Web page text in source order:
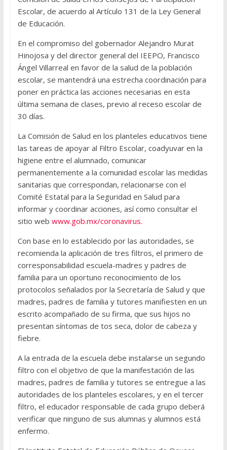
Escolar, de acuerdo al Artículo 131 de la Ley General
de Educación.
En el compromiso del gobernador Alejandro Murat
Hinojosa y del director general del IEEPO, Francisco
Ángel Villarreal en favor de la salud de la población
escolar, se mantendrá una estrecha coordinación para
poner en práctica las acciones necesarias en esta
última semana de clases, previo al receso escolar de
30 días.
La Comisión de Salud en los planteles educativos tiene
las tareas de apoyar al Filtro Escolar, coadyuvar en la
higiene entre el alumnado, comunicar
permanentemente a la comunidad escolar las medidas
sanitarias que correspondan, relacionarse con el
Comité Estatal para la Seguridad en Salud para
informar y coordinar acciones, así como consultar el
sitio web www.gob.mx/coronavirus.
Con base en lo establecido por las autoridades, se
recomienda la aplicación de tres filtros, el primero de
corresponsabilidad escuela-madres y padres de
familia para un oportuno reconocimiento de los
protocolos señalados por la Secretaría de Salud y que
madres, padres de familia y tutores manifiesten en un
escrito acompañado de su firma, que sus hijos no
presentan síntomas de tos seca, dolor de cabeza y
fiebre.
A la entrada de la escuela debe instalarse un segundo
filtro con el objetivo de que la manifestación de las
madres, padres de familia y tutores se entregue a las
autoridades de los planteles escolares, y en el tercer
filtro, el educador responsable de cada grupo deberá
verificar que ninguno de sus alumnas y alumnos está
enfermo.